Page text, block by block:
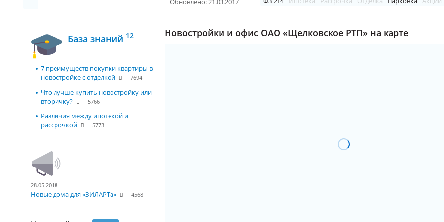
База знаний 12
7 преимуществ покупки квартиры в
новостройке с отделкой
7694
Что лучше купить новостройку или
вторичку?
5766
Различия между ипотекой и
рассрочкой
5773
28.05.2018
Новые дома для «ЗИЛАРТа» 4568
Обновлено: 21.03.2017
Новостройки и офис ОАО «Щелковское РТП» на карте